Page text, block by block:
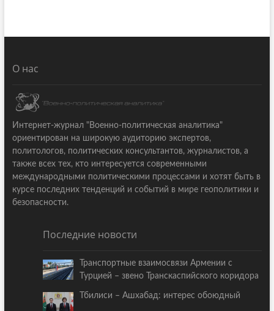
О нас
Интернет-журнал "Военно-политическая аналитика"
ориентирован на широкую аудиторию экспертов,
политологов, политических консультантов, журналистов, а
также всех тех, кто интересуется современными
международными политическими процессами и хотят быть в
курсе последних тенденций и событий в мире геополитики и
безопасности.
Последние новости
Транспортные взаимосвязи Армении с
Турцией – звено Транскаспийского коридора
Тбилиси – Ашхабад: интерес обоюдный